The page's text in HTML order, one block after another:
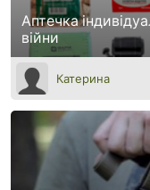
Аптечка
війни
Катерина